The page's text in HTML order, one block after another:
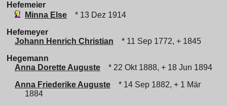
Hefemeier
Minna Else
* 13 Dez 1914
Hefemeyer
Johann Henrich Christian
* 11 Sep 1772, + 1845
Hegemann
Anna Dorette Auguste
* 22 Okt 1888, + 18 Jun 1894
Anna Friederike Auguste
* 14 Sep 1882, + 1 Mär
1884